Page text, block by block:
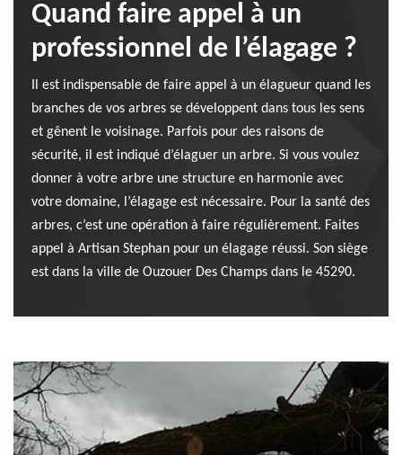
Quand faire appel à un
professionnel de l’élagage ?
Il est indispensable de faire appel à un élagueur quand les
branches de vos arbres se développent dans tous les sens
et gênent le voisinage. Parfois pour des raisons de
sécurité, il est indiqué d’élaguer un arbre. Si vous voulez
donner à votre arbre une structure en harmonie avec
votre domaine, l’élagage est nécessaire. Pour la santé des
arbres, c’est une opération à faire régulièrement. Faites
appel à Artisan Stephan pour un élagage réussi. Son siège
est dans la ville de Ouzouer Des Champs dans le 45290.